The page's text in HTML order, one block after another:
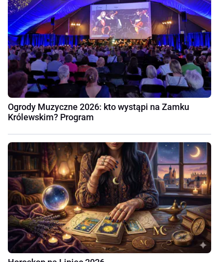
Ogrody Muzyczne 2026: kto wystąpi na Zamku
Królewskim? Program